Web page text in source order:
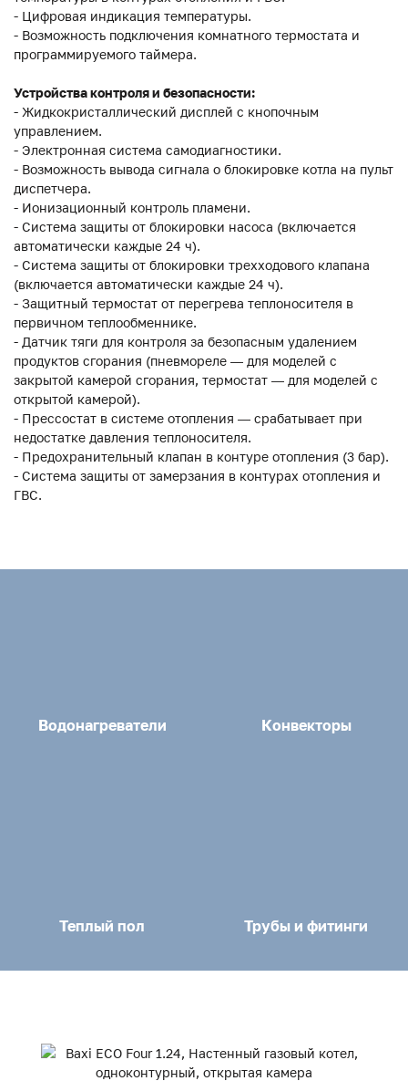
- Цифровая индикация температуры.
- Возможность подключения комнатного термостата и
программируемого таймера.
Устройства контроля и безопасности:
- Жидкокристаллический дисплей с кнопочным
управлением.
- Электронная система самодиагностики.
- Возможность вывода сигнала о блокировке котла на пульт
диспетчера.
- Ионизационный контроль пламени.
- Система защиты от блокировки насоса (включается
автоматически каждые 24 ч).
- Система защиты от блокировки трехходового клапана
(включается автоматически каждые 24 ч).
- Защитный термостат от перегрева теплоносителя в
первичном теплообменнике.
- Датчик тяги для контроля за безопасным удалением
продуктов сгорания (пневмореле — для моделей с
закрытой камерой сгорания, термостат — для моделей с
открытой камерой).
- Прессостат в системе отопления — срабатывает при
недостатке давления теплоносителя.
- Предохранительный клапан в контуре отопления (3 бар).
- Система защиты от замерзания в контурах отопления и
ГВС.
Водонагреватели Конвекторы
Теплый пол Трубы и фитинги